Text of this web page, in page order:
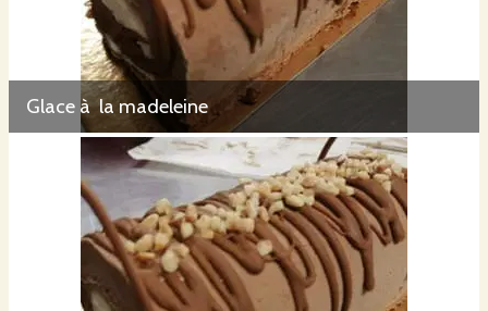
Glace à la madeleine